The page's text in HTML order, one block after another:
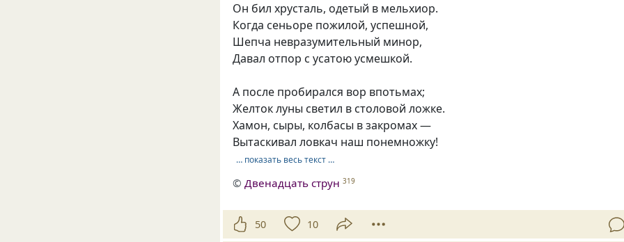
Он бил хрусталь, одетый в мельхиор.
Когда сеньоре пожилой, успешной,
Шепча невразумительный минор,
Давал отпор с усатою усмешкой.
А после пробирался вор впотьмах;
Желток луны светил в столовой ложке.
Хамон, сыры, колбасы в закромах —
Вытаскивал ловкач наш понемножку!
… показать весь текст …
© Двенадцать струн 319
50 10